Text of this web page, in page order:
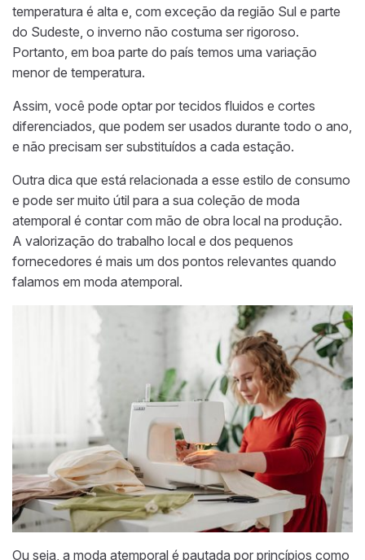
temperatura é alta e, com exceção da região Sul e parte
do Sudeste, o inverno não costuma ser rigoroso.
Portanto, em boa parte do país temos uma variação
menor de temperatura.
Assim, você pode optar por tecidos fluidos e cortes
diferenciados, que podem ser usados durante todo o ano,
e não precisam ser substituídos a cada estação.
Outra dica que está relacionada a esse estilo de consumo
e pode ser muito útil para a sua coleção de moda
atemporal é contar com mão de obra local na produção.
A valorização do trabalho local e dos pequenos
fornecedores é mais um dos pontos relevantes quando
falamos em moda atemporal.
Ou seja, a moda atemporal é pautada por princípios como